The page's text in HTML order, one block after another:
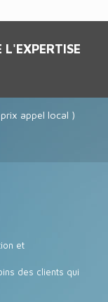
L'EXPERTISE
appel local )
et
des clients qui